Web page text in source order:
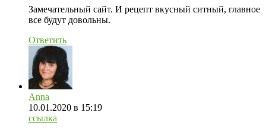
Замечательный сайт. И рецепт вкусный ситный, главное
все будут довольны.
Ответить
Anna
10.01.2020 в 15:19
ссылка